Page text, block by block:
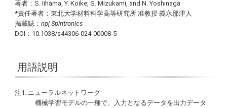
著者：S. Iihama, Y. Koike, S. Mizukami, and N. Yoshinaga
*責任著者：東北大学材料科学高等研究所 准教授 義永那津人
掲載誌：npj Spintronics
DOI：10.1038/s44306-024-00008-5
用語説明
注1. ニューラルネットワーク
機械学習モデルの一種で、入力となるデータを出力データ